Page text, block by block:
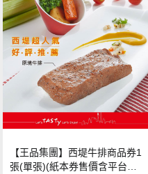
【王品集團】西堤牛排商品券1
張(單張)(紙本券售價含平台物